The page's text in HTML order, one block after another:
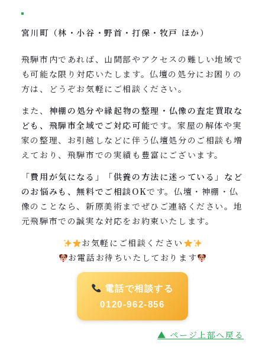
宮川町（林・小谷・野首・打保・牧戸 ほか）
飛騨市内であれば、山間部やアクセスの難しい地域で
も可能な限り対応いたします。仏壇の処分にお困りの
方は、どうぞお気軽にご相談ください。
また、 神棚の処分や縁起物の整理・仏像の査定買取な
ども、飛騨市全域でご対応可能です。家屋の解体や実
家の整理、お引越しなどに伴う仏壇処分のご相談も増
えており、飛騨市での実績も豊富にございます。
「費用が気になる」「供養の方法に迷っている」など
のお悩みも、無料でご相談OKです。仏壇・神棚・仏
像のことなら、新原美術までぜひご連絡ください。地
元飛騨市での誠実な対応をお約束いたします。
お気軽にご相談ください
お電話お待ちいたしております
電話で相談する
0120-962-856
▲ ページ上部へ戻る